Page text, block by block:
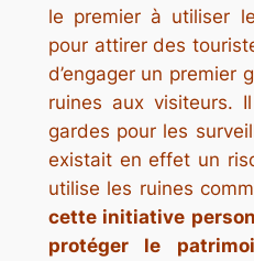
le premier à utiliser
pour attirer des
d’engager un premier
ruines aux visiteurs.
gardes pour les
existait en effet un
utilise les ruines
cette initiative
protéger le